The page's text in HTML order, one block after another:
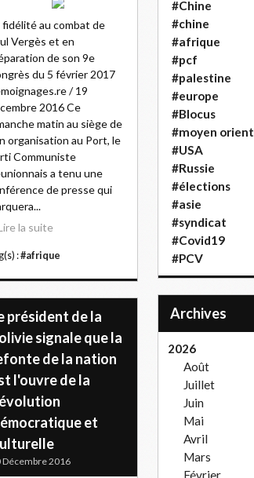
fidélité au combat de
Vergès et en
de son 9e
du 5 février 2017
/ 19
2016 Ce
matin au siège de
organisation au Port, le
Communiste
a tenu une
de presse qui
la suite
:#afrique
président de la
signale que la
de la nation
l'ouvre de la
et
Décembre 2016
#Chine
#chine
#afrique
#pcf
#palestine
#europe
#Blocus
#moyen orient
#USA
#Russie
#élections
#asie
#syndicat
#Covid19
#PCV
Archives
2026
Août
Juillet
Juin
Mai
Avril
Mars
Février